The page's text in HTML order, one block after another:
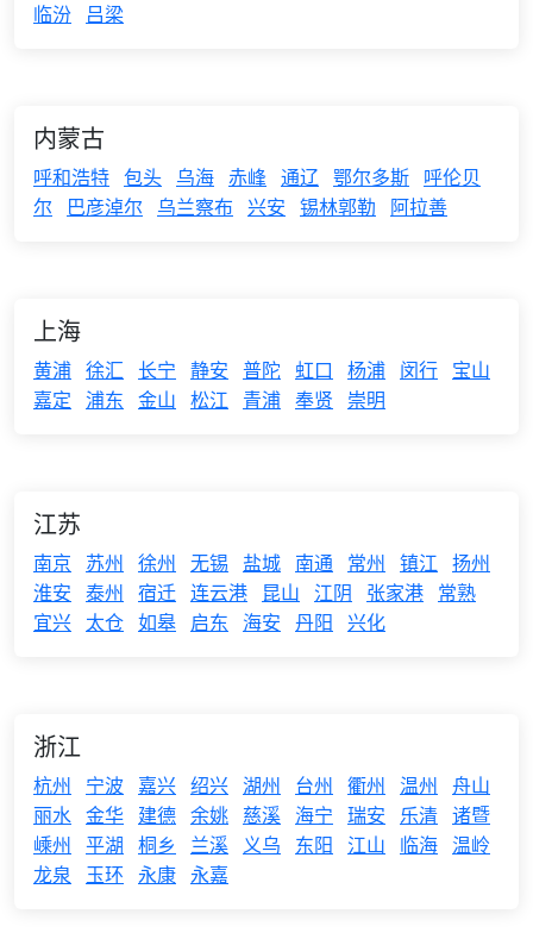
临汾 吕梁
内蒙古
呼和浩特 包头 乌海 赤峰 通辽 鄂尔多斯 呼伦贝
尔
巴彦淖尔 乌兰察布 兴安 锡林郭勒 阿拉善
上海
黄浦 徐汇 长宁 静安 普陀 虹口 杨浦 闵行 宝山
嘉定 浦东 金山 松江 青浦 奉贤 崇明
江苏
南京 苏州 徐州 无锡 盐城 南通 常州 镇江 扬州
淮安 泰州 宿迁 连云港 昆山 江阴 张家港 常熟
宜兴 太仓 如皋 启东 海安 丹阳 兴化
浙江
杭州 宁波 嘉兴 绍兴 湖州 台州 衢州 温州 舟山
丽水 金华 建德 余姚 慈溪 海宁 瑞安 乐清 诸暨
嵊州 平湖 桐乡 兰溪 义乌 东阳 江山 临海 温岭
龙泉
玉环 永康 永嘉